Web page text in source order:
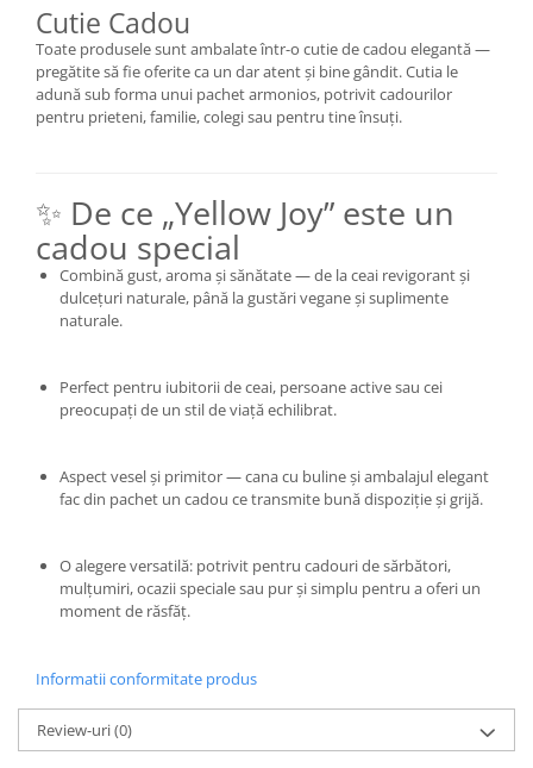
Cutie Cadou
Toate produsele sunt ambalate într-o cutie de cadou elegantă —
pregătite să fie oferite ca un dar atent și bine gândit. Cutia le
adună sub forma unui pachet armonios, potrivit cadourilor
pentru prieteni, familie, colegi sau pentru tine însuți.
✨ De ce „Yellow Joy” este un
cadou special
Combină gust, aroma și sănătate — de la ceai revigorant și
dulcețuri naturale, până la gustări vegane și suplimente
naturale.
Perfect pentru iubitorii de ceai, persoane active sau cei
preocupați de un stil de viață echilibrat.
Aspect vesel și primitor — cana cu buline și ambalajul elegant
fac din pachet un cadou ce transmite bună dispoziție și grijă.
O alegere versatilă: potrivit pentru cadouri de sărbători,
mulțumiri, ocazii speciale sau pur și simplu pentru a oferi un
moment de răsfăț.
Informatii conformitate produs
Review-uri(0)